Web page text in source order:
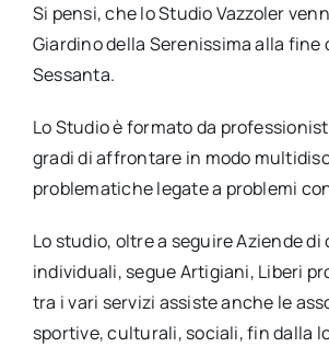
Si pensi, che lo Studio Vazzoler
Giardino della Serenissima alla fine
Sessanta.
Lo Studio è formato da
gradi di affrontare in modo
problematiche legate a problemi
Lo studio, oltre a seguire Aziende di
individuali, segue Artigiani, Liberi
tra i vari servizi assiste anche le
sportive, culturali, sociali, fin dalla